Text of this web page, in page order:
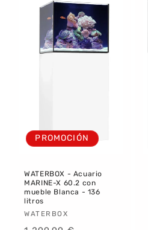
PROMOCIÓN
WATERBOX - Acuario
MARINE-X 60.2 con
mueble Blanca - 136
litros
Proveedor:
WATERBOX